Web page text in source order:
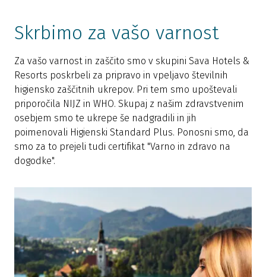
Skrbimo za vašo varnost
Za vašo varnost in zaščito smo v skupini Sava Hotels &
Resorts poskrbeli za pripravo in vpeljavo številnih
higiensko zaščitnih ukrepov. Pri tem smo upoštevali
priporočila NIJZ in WHO. Skupaj z našim zdravstvenim
osebjem smo te ukrepe še nadgradili in jih
poimenovali Higienski Standard Plus. Ponosni smo, da
smo za to prejeli tudi certifikat "Varno in zdravo na
dogodke".